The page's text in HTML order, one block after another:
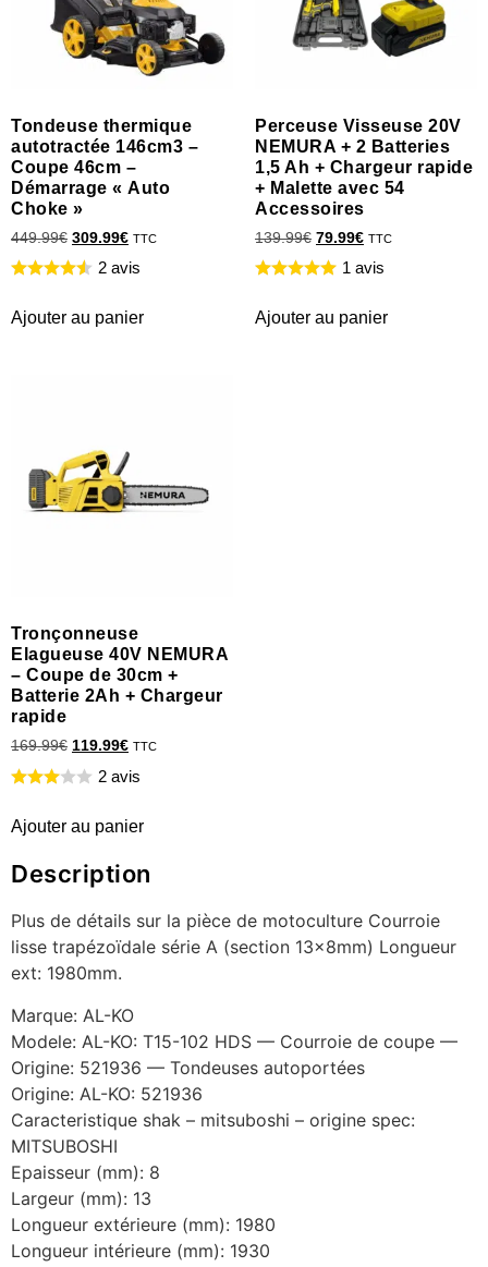
Tondeuse thermique
autotractée 146cm3 –
Coupe 46cm –
Démarrage « Auto
Choke »
449.99€ 309.99€ TTC
2 avis
Ajouter au panier
Perceuse Visseuse 20V
NEMURA + 2 Batteries
1,5 Ah + Chargeur rapide
+ Malette avec 54
Accessoires
139.99€ 79.99€ TTC
1 avis
Ajouter au panier
Tronçonneuse
Elagueuse 40V NEMURA
– Coupe de 30cm +
Batterie 2Ah + Chargeur
rapide
169.99€ 119.99€ TTC
2 avis
Ajouter au panier
Description
Plus de détails sur la pièce de motoculture Courroie
lisse trapézoïdale série A (section 13x8mm) Longueur
ext: 1980mm.
Marque: AL-KO
Modele: AL-KO: T15-102 HDS — Courroie de coupe —
Origine: 521936 — Tondeuses autoportées
Origine: AL-KO: 521936
Caracteristique shak – mitsuboshi – origine spec:
MITSUBOSHI
Epaisseur (mm): 8
Largeur (mm): 13
Longueur extérieure (mm): 1980
Longueur intérieure (mm): 1930